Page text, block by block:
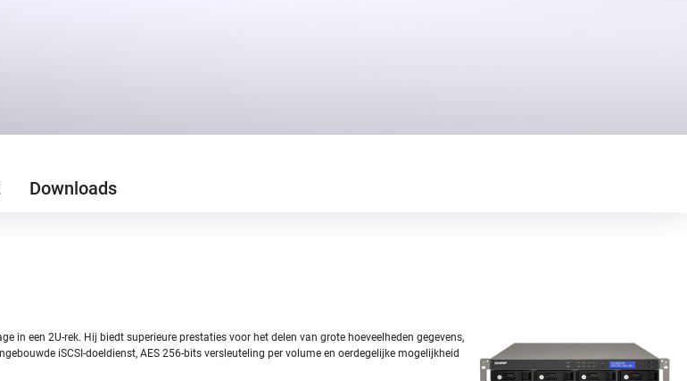
Downloads
in een 2U-rek. Hij biedt superieure prestaties voor het delen van grote hoeveelheden gegevens,
iSCSI-doeldienst, AES 256-bits versleuteling per volume en oerdegelijke mogelijkheid